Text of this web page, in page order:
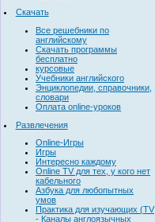
Скачать
Все решебники по
английскому
Скачать программы
бесплатно
курсовые
Учебники английского
Энциклопедии, справочники,
словари
Оплата online-уроков
Развлечения
Online-Игры
Игры
Интересно каждому
Online TV для тех, у кого нет
кабельного
Азбука для любопытных
умов
Практика для изучающих (TV
- Каналы англоязычных